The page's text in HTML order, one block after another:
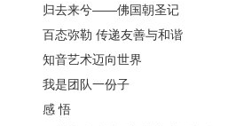
归去来兮——佛国朝圣记
百态弥勒 传递友善与和谐
知音艺术迈向世界
我是团队一份子
感 悟